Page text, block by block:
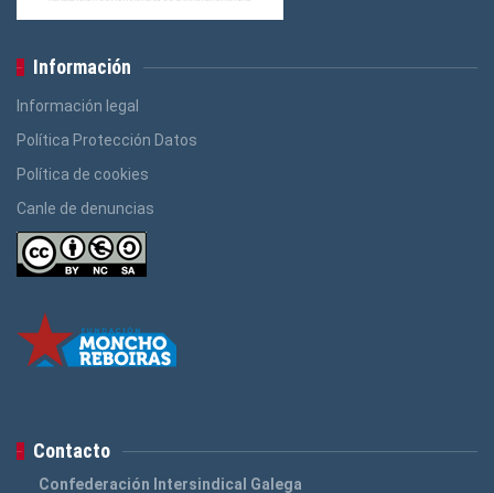
Información
Información legal
Política Protección Datos
Política de cookies
Canle de denuncias
Contacto
Confederación Intersindical Galega